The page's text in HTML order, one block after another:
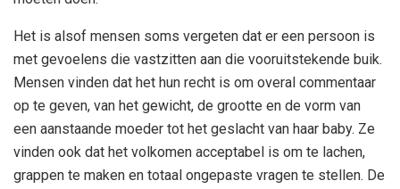
Het is alsof mensen soms vergeten dat er een persoon is
met gevoelens die vastzitten aan die vooruitstekende buik.
Mensen vinden dat het hun recht is om overal commentaar
op te geven, van het gewicht, de grootte en de vorm van
een aanstaande moeder tot het geslacht van haar baby. Ze
vinden ook dat het volkomen acceptabel is om te lachen,
grappen te maken en totaal ongepaste vragen te stellen. De